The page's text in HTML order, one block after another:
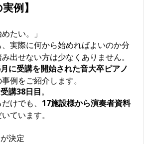
例】
たい。」
実際に何から始めればよいのか分
出せない方は少なくありません。
に受講を開始された音大卒ピアノ
例をご紹介します。
受講38日目。
けでも、 17施設様から演奏者資料
ています。
決定